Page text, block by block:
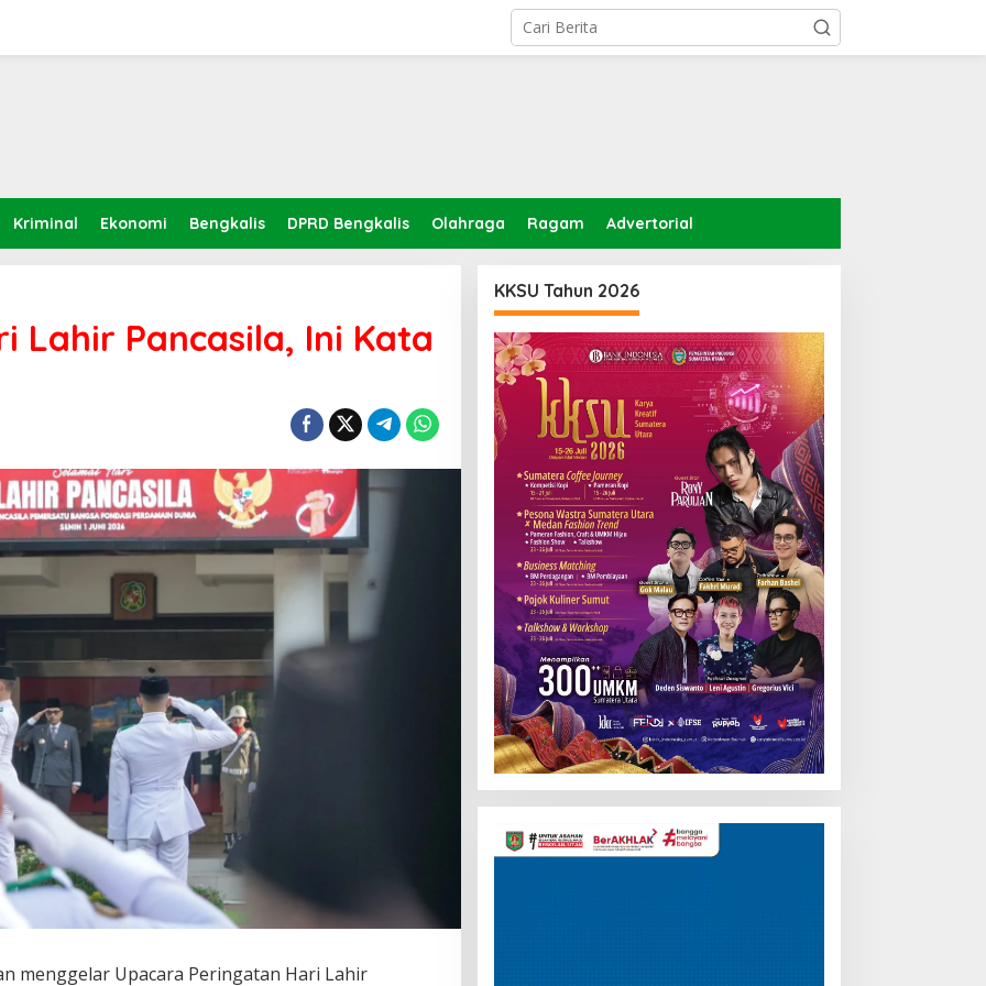
Kriminal Ekonomi Bengkalis DPRD Bengkalis Olahraga Ragam Advertorial
Lahir Pancasila, Ini Kata
menggelar Upacara Peringatan Hari Lahir
KKSU Tahun 2026
Pemutar
Video